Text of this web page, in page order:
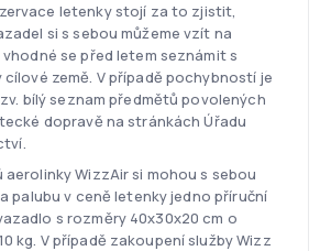
letenky stojí za to zjistit,
si s sebou můžeme vzít na
se před letem seznámit s
země. V případě pochybností je
bílý seznam předmětů povolených
dopravě na stránkách Úřadu
aerolinky WizzAir si mohou s sebou
palubu v ceně letenky jedno příruční
s rozměry 40x30x20 cm o
kg. V případě zakoupení služby Wizz